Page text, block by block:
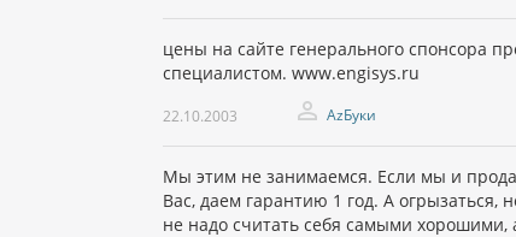
цены на сайте генерального спонсора
специалистом. www.engisys.ru
22.10.2003 AzБуки
Мы этим не занимаемся. Если мы и
Вас, даем гарантию 1 год. А огрызаться,
не надо считать себя самыми хорошими,